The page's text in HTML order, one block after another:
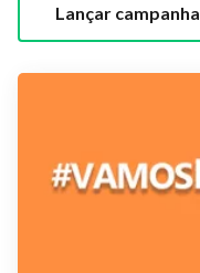
Lançar campanha